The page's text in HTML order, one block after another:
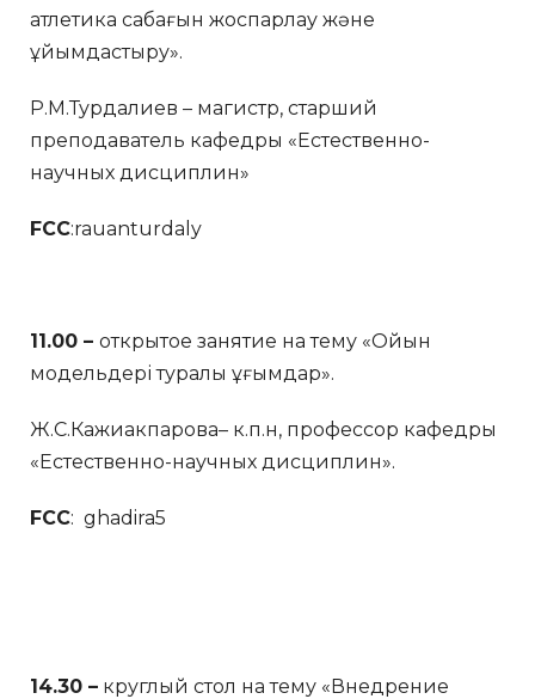
атлетика сабағын жоспарлау және
ұйымдастыру».
Р.М.Турдалиев – магистр, старший
преподаватель кафедры «Естественно-
научных дисциплин»
FCC:rauanturdaly
11.00 – открытое занятие на тему «Ойын
модельдері туралы ұғымдар».
Ж.С.Кажиакпарова– к.п.н, профессор кафедры
«Естественно-научных дисциплин».
FCC: ghadira5
14.30 – круглый стол на тему «Внедрение